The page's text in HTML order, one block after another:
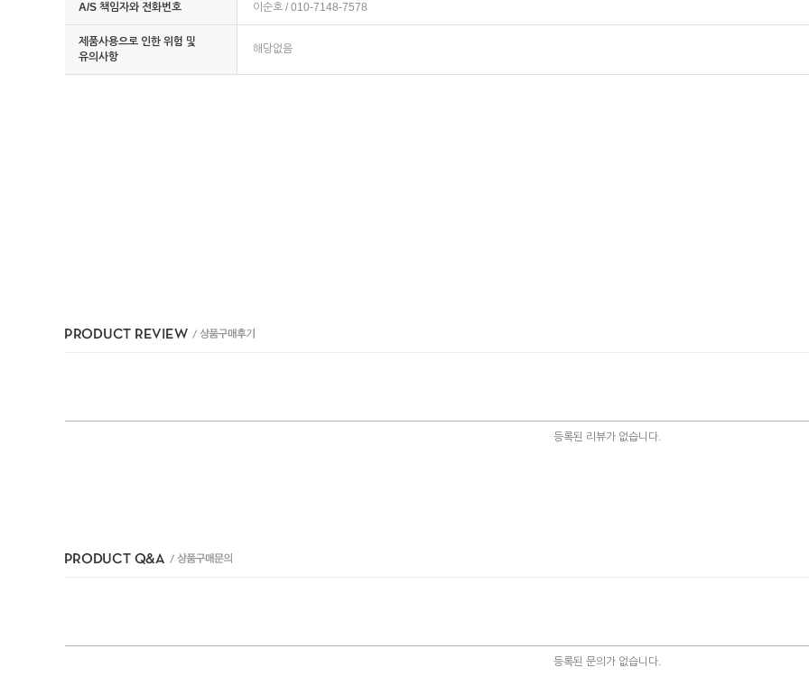
A/S 책임자와 전화번호 이순호 / 010-7148-7578
제품사용으로 인한 위험 및
유의사항
해당없음
등록된 리뷰가 없습니다.
등록된 문의가 없습니다.